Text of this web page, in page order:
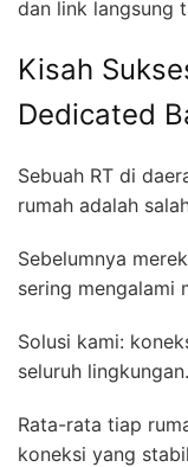
dan link langsung
Kisah
Dedicated
Sebuah RT di
rumah adalah
Sebelumnya
sering mengalami
Solusi kami:
seluruh lingkungan.
Rata-rata tiap
koneksi yang